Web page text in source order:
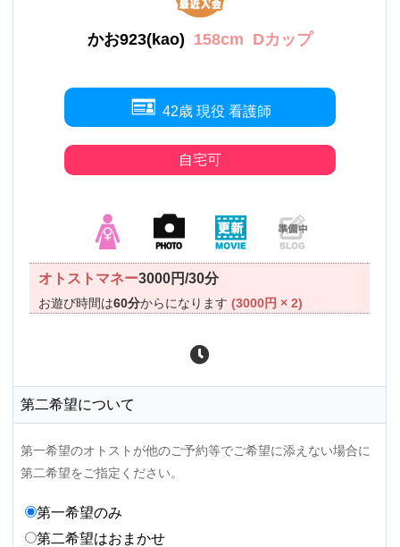
かお923(kao) 158cm Dカップ
42歳 現役 看護師
自宅可
オトストマネー3000円/30分
お遊び時間は60分からになります(3000円 × 2)
第二希望について
第一希望のオトストが他のご予約等でご希望に添えない場合に
第二希望をご指定ください。
第一希望のみ
第二希望はおまかせ